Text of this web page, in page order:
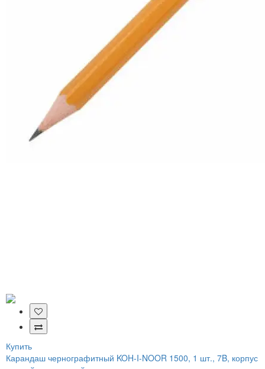
Купить
Карандаш чернографитный KOH-I-NOOR 1500, 1 шт., 7B, корпус